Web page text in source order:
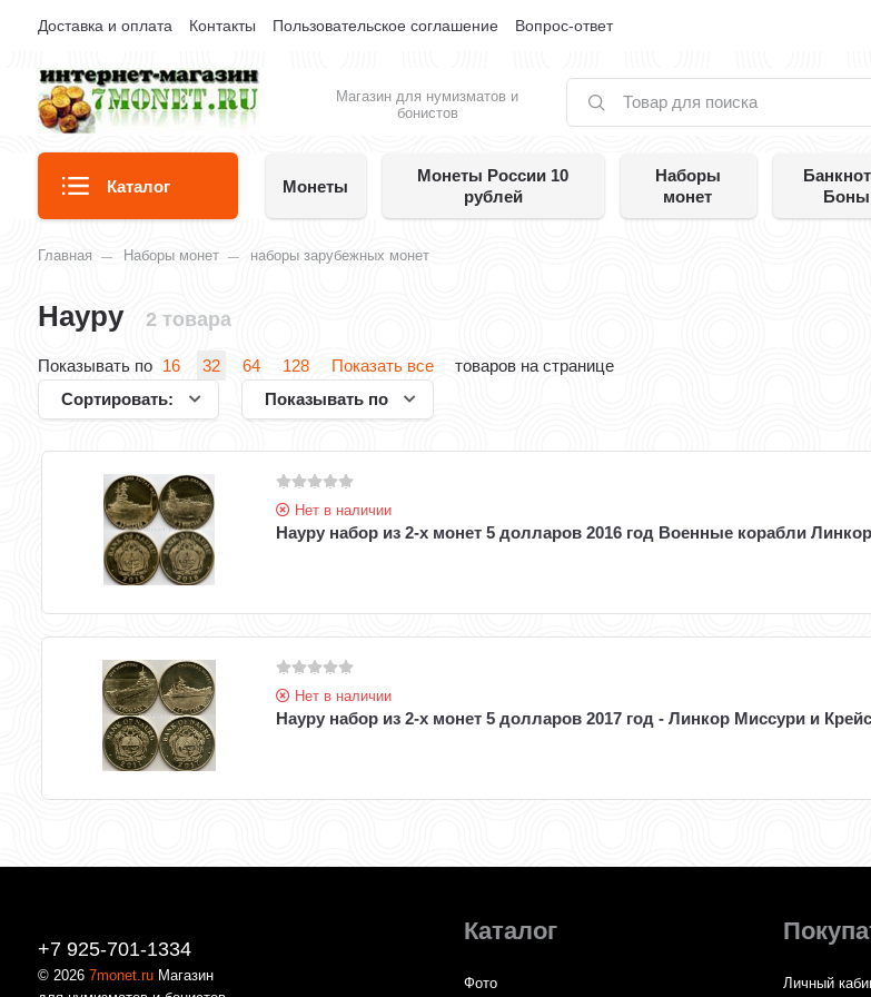
Доставка и оплата Контакты Пользовательское соглашение Вопрос-ответ
Магазин для нумизматов и
бонистов
Каталог Монеты
Монеты России 10
рублей
Наборы
монет
Боны
Главная Наборы монет наборы зарубежных монет
Науру 2 товара
Показывать по 16 32 64 128 Показать все
товаров на странице
Сортировать:
Показывать по
Нет в наличии
Науру набор из 2-х монет 5 долларов 2016 год Военные корабли
Нет в наличии
Науру набор из 2-х монет 5 долларов 2017 год - Линкор Миссури и
+7 925-701-1334
© 20267monet.ru Магазин
Каталог
Фото Личный